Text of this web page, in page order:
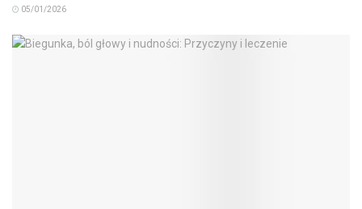
05/01/2026